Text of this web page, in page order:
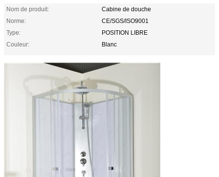
Nom de produit:
Cabine de douche
Norme:
CE/SGS/ISO9001
Type:
POSITION LIBRE
Couleur:
Blanc